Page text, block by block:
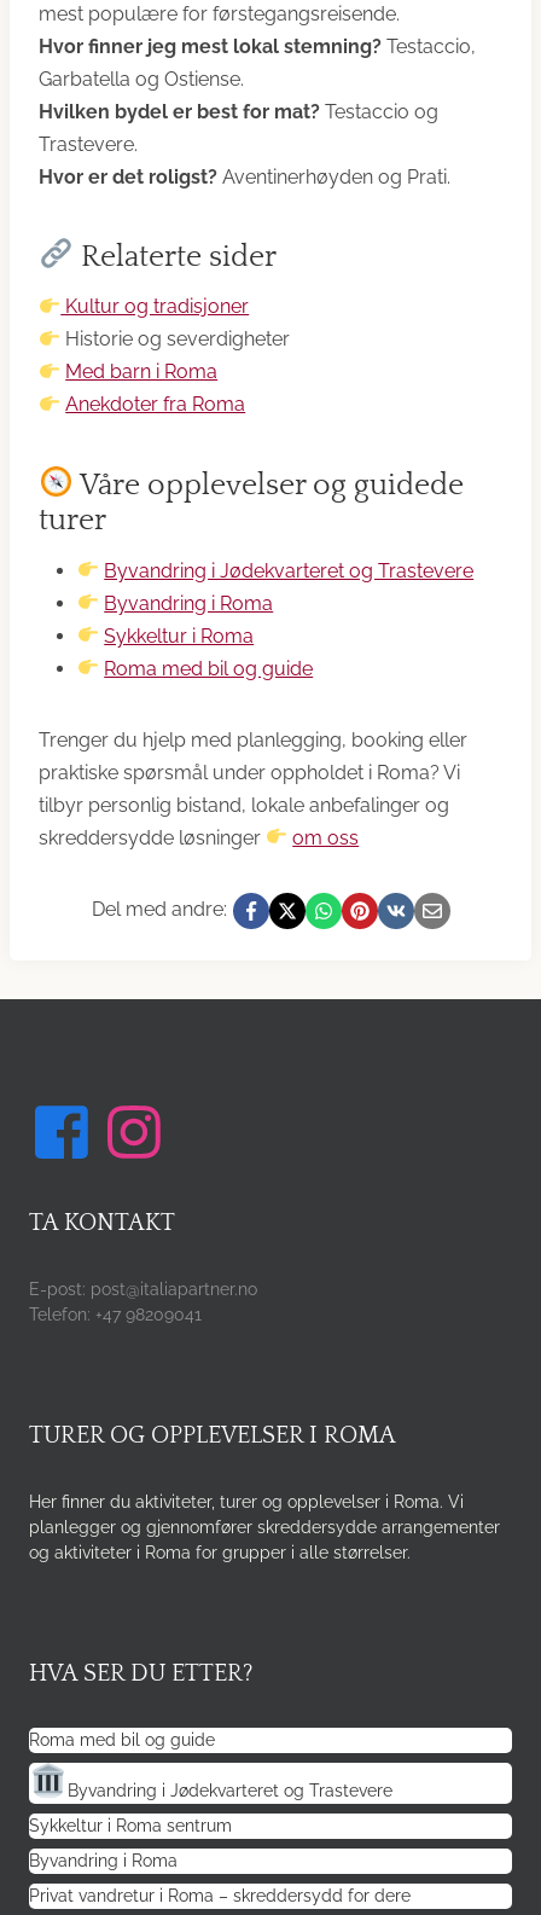
mest populære for førstegangsreisende.
Hvor finner jeg mest lokal stemning? Testaccio,
Garbatella og Ostiense.
Hvilken bydel er best for mat? Testaccio og
Trastevere.
Hvor er det roligst? Aventinerhøyden og Prati.
Relaterte sider
Kultur og tradisjoner
Historie og severdigheter
Med barn i Roma
Anekdoter fra Roma
Våre opplevelser og guidede
turer
Byvandring i Jødekvarteret og Trastevere
Byvandring i Roma
Sykkeltur i Roma
Roma med bil og guide
Trenger du hjelp med planlegging, booking eller
praktiske spørsmål under oppholdet i Roma? Vi
tilbyr personlig bistand, lokale anbefalinger og
skreddersydde løsninger
om oss
Del med andre:
TA KONTAKT
E-post: post@italiapartner.no
Telefon: +47 98209041
TURER OG OPPLEVELSER I ROMA
Her finner du aktiviteter, turer og opplevelser i Roma. Vi
planlegger og gjennomfører skreddersydde arrangementer
og aktiviteter i Roma for grupper i alle størrelser.
HVA SER DU ETTER?
Roma med bil og guide
Byvandring i Jødekvarteret og Trastevere
Sykkeltur i Roma sentrum
Byvandring i Roma
Privat vandretur i Roma – skreddersydd for dere